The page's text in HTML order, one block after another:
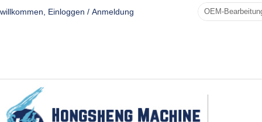
willkommen, Einloggen / Anmeldung